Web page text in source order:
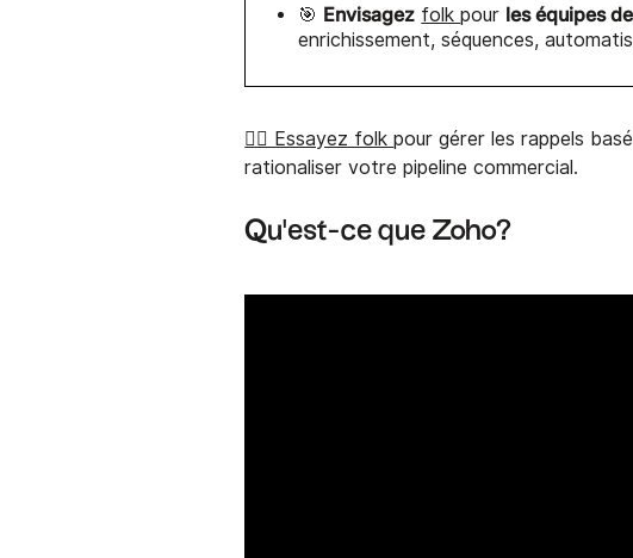
🎯 Envisagez folkpour les équipes
enrichissement, séquences,
👉🏼 Essayez folkpour gérer les rappels
rationaliser votre pipeline commercial.
Qu'est-ce que Zoho?